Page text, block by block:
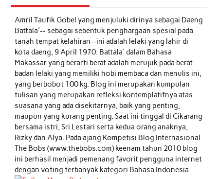
Amril Taufik Gobelyang menjuluki dirinya sebagai Daeng
Battala'-- sebagai sebentuk penghargaan spesial pada
tanah tempat kelahiran--ini adalah lelaki yang lahir di
kota daeng, 9 April 1970. Battala' dalam Bahasa
Makassar yang berarti berat adalah merujuk pada berat
badan lelaki yang memiliki hobi membaca dan menulis ini,
yang berbobot 100 kg. Blog ini merupakan kumpulan
tulisan yang merupakan refleksi kontemplatifnya atas
suasana yang ada disekitarnya, baik yang penting,
maupun yang kurang penting. Saat ini tinggal di Cikarang
bersama istri, Sri Lestari serta kedua orang anaknya,
Rizky dan Alya. Pada ajang Kompetisi Blog Internasional
The Bobs (www.thebobs.com) keenam tahun 2010 blog
ini berhasil menjadi pemenang favorit pengguna internet
dengan voting terbanyak kategori Bahasa Indonesia.